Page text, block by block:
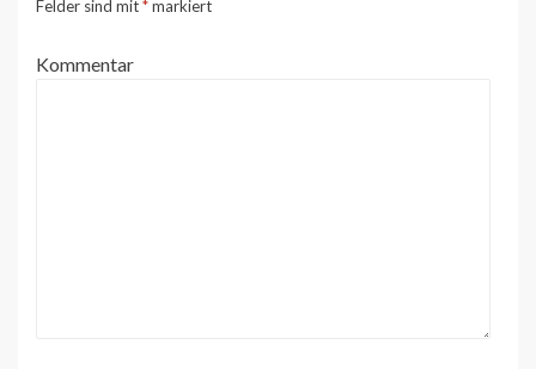
Felder sind mit*markiert
Kommentar